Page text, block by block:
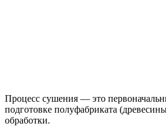
Процесс сушения — это
подготовке полуфабриката
обработки.